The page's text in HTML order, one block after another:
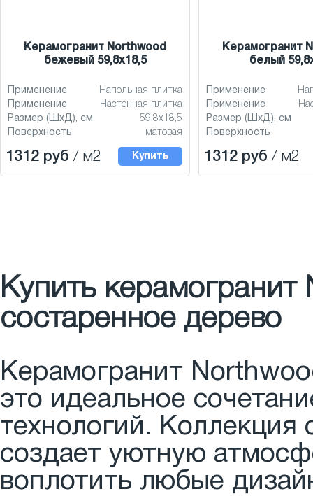
Керамогранит Northwood
бежевый 59,8x18,5
Применение
Напольная плитка
Применение
Настенная плитка
Размер (ШхД), см
59,8x18,5
Поверхность
матовая
1312 руб / м2 Купить
Керамогранит
белый
Применение
Применение
Размер (ШхД), см
Поверхность
1312 руб / м2
Купить
состаренное дерево
Керамогранит
это идеальное
технологий.
создает уютную
воплотить любые